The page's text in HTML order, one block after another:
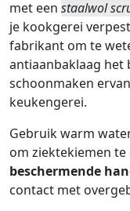
met een staalwol
je kookgerei
fabrikant om te
antiaanbaklaag het
schoonmaken
keukengerei.
Gebruik warm
om ziektekiemen
beschermende
contact met